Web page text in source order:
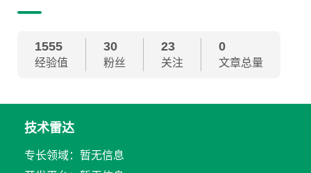
1555
经验值
30
粉丝
23
关注
0
文章总量
技术雷达
专长领域：暂无信息